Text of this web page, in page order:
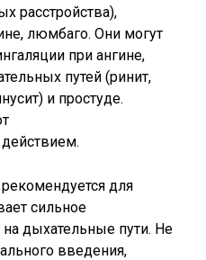
расстройства),
люмбаго. Они могут
при ангине,
путей (ринит,
и простуде.
для
сильное
дыхательные пути. Не
введения,